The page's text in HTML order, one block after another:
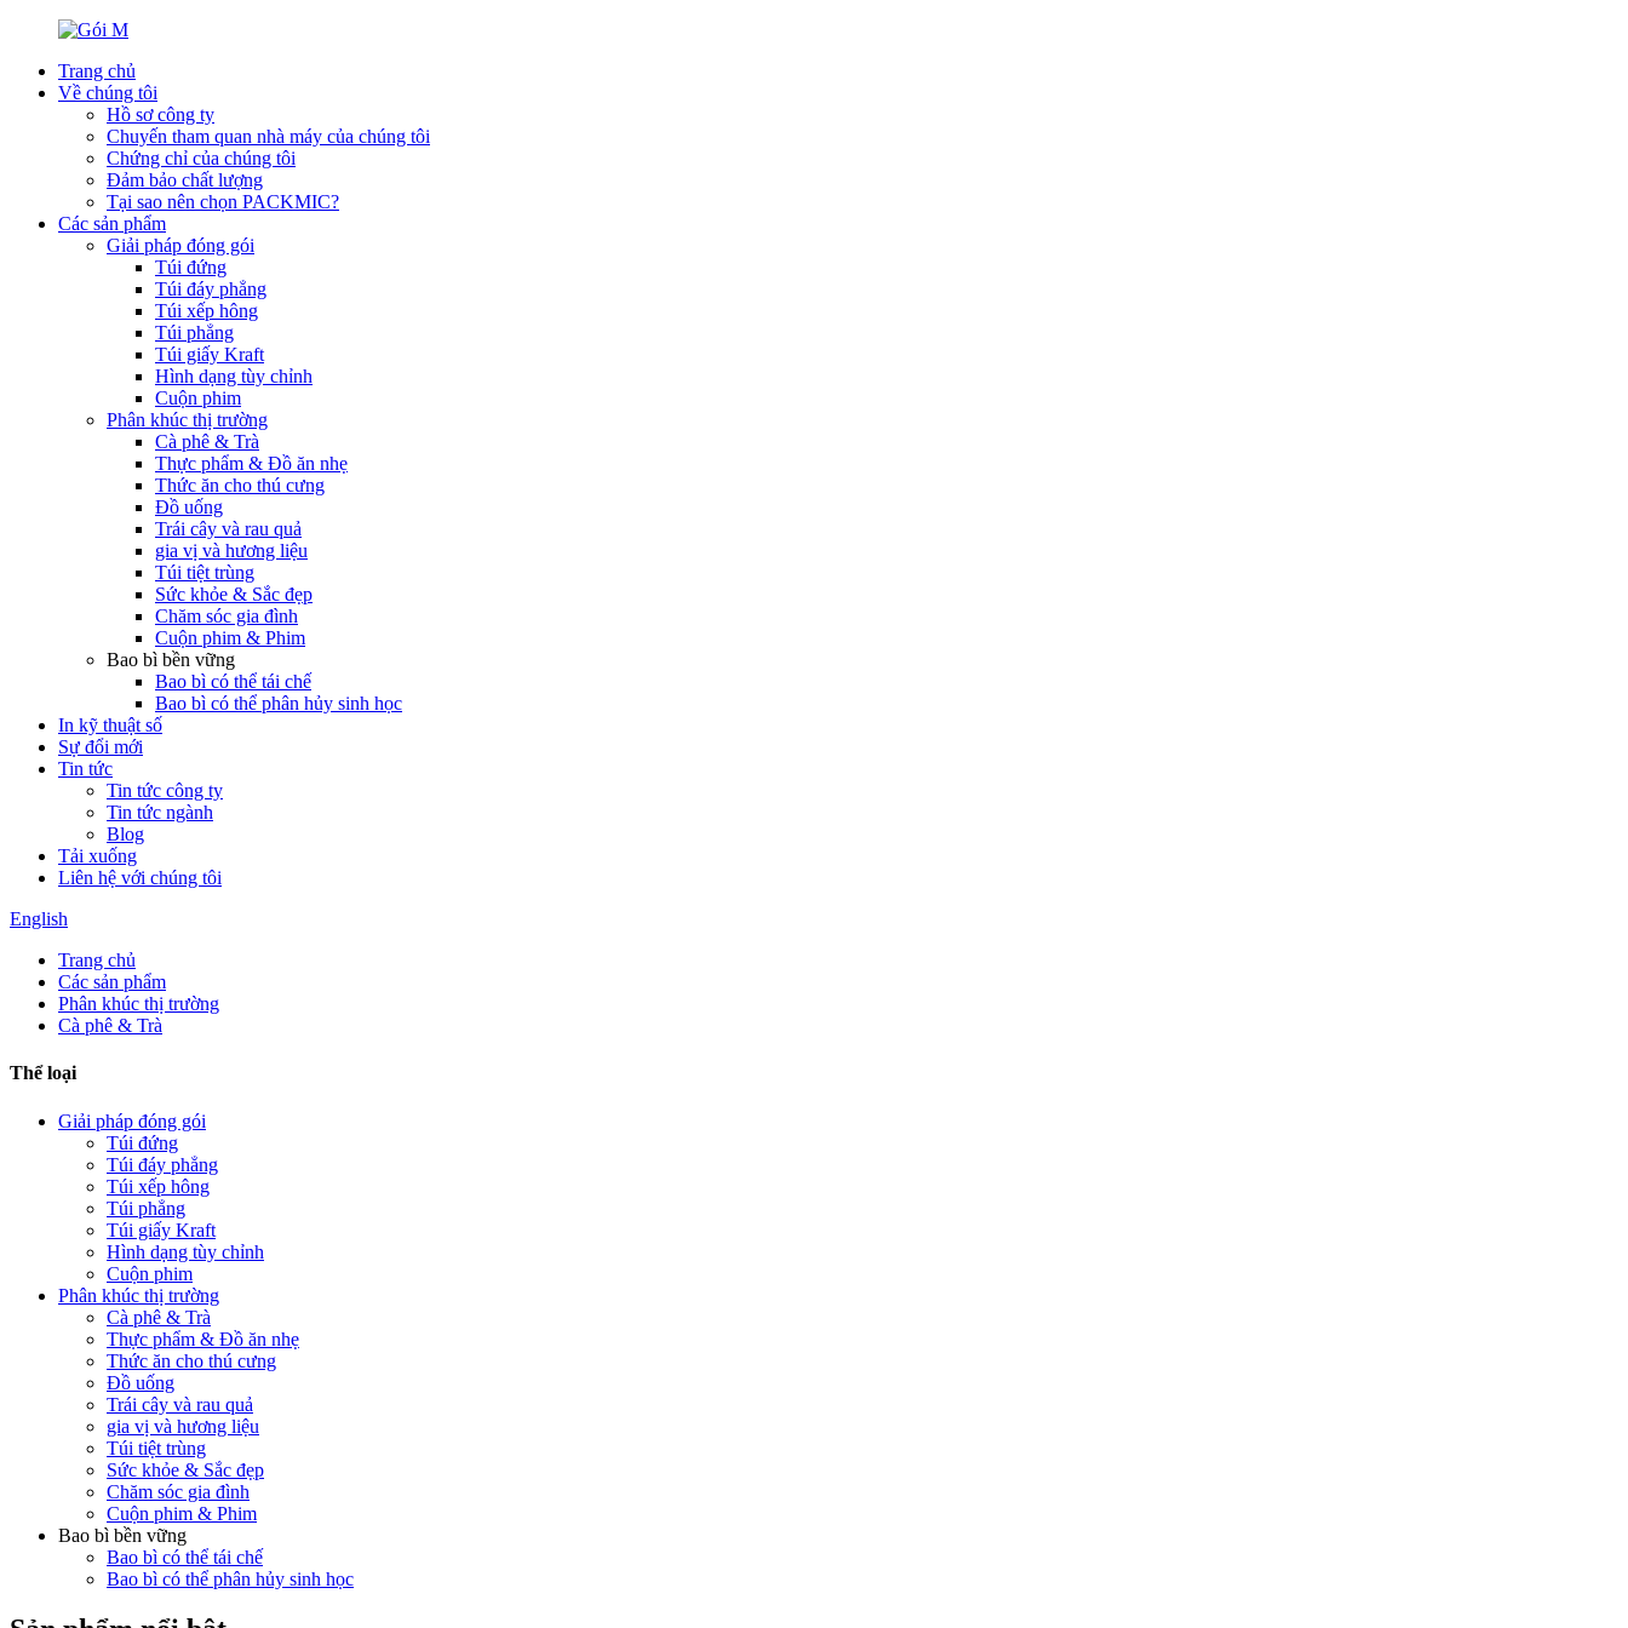
Trang chủ
Về chúng tôi
Hồ sơ công ty
Chuyến tham quan nhà máy của chúng tôi
Chứng chỉ của chúng tôi
Đảm bảo chất lượng
Tại sao nên chọn PACKMIC?
Các sản phẩm
Giải pháp đóng gói
Túi đứng
Túi đáy phẳng
Túi xếp hông
Túi phẳng
Túi giấy Kraft
Hình dạng tùy chỉnh
Cuộn phim
Phân khúc thị trường
Cà phê & Trà
Thực phẩm & Đồ ăn nhẹ
Thức ăn cho thú cưng
Đồ uống
Trái cây và rau quả
gia vị và hương liệu
Túi tiệt trùng
Sức khỏe & Sắc đẹp
Chăm sóc gia đình
Cuộn phim & Phim
Bao bì bền vững
Bao bì có thể tái chế
Bao bì có thể phân hủy sinh học
In kỹ thuật số
Sự đổi mới
Tin tức
Tin tức công ty
Tin tức ngành
Blog
Tải xuống
Liên hệ với chúng tôi
English
Trang chủ
Các sản phẩm
Phân khúc thị trường
Cà phê & Trà
Thể loại
Giải pháp đóng gói
Túi đứng
Túi đáy phẳng
Túi xếp hông
Túi phẳng
Túi giấy Kraft
Hình dạng tùy chỉnh
Cuộn phim
Phân khúc thị trường
Cà phê & Trà
Thực phẩm & Đồ ăn nhẹ
Thức ăn cho thú cưng
Đồ uống
Trái cây và rau quả
gia vị và hương liệu
Túi tiệt trùng
Sức khỏe & Sắc đẹp
Chăm sóc gia đình
Cuộn phim & Phim
Bao bì bền vững
Bao bì có thể tái chế
Bao bì có thể phân hủy sinh học